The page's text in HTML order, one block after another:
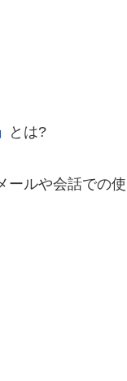
とは?
ールや会話での